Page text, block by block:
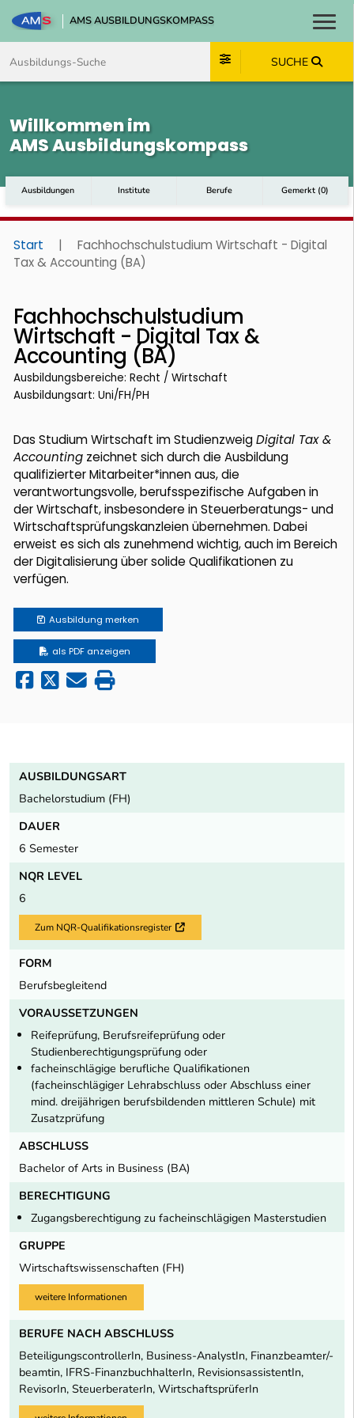
AMS AUSBILDUNGSKOMPASS
SUCHE
Willkommen im
AMS Ausbildungskompass
Ausbildungen Institute Berufe Gemerkt (0)
Start |
Fachhochschulstudium Wirtschaft - Digital
Tax & Accounting (BA)
Fachhochschulstudium
Wirtschaft - Digital Tax &
Accounting (BA)
Ausbildungsbereiche: Recht / Wirtschaft
Ausbildungsart: Uni/FH/PH
Das Studium Wirtschaft im StudienzweigDigital Tax &
Accounting zeichnet sich durch die Ausbildung
qualifizierter Mitarbeiter*innen aus, die
verantwortungsvolle, berufsspezifische Aufgaben in
der Wirtschaft, insbesondere in Steuerberatungs- und
Wirtschaftsprüfungskanzleien übernehmen. Dabei
erweist es sich als zunehmend wichtig, auch im Bereich
der Digitalisierung über solide Qualifikationen zu
verfügen.
Ausbildung merken
als PDF anzeigen
AUSBILDUNGSART
Bachelorstudium (FH)
DAUER
6 Semester
NQR LEVEL
6
Zum NQR-Qualifikationsregister Externer Link
FORM
Berufsbegleitend
VORAUSSETZUNGEN
Reifeprüfung, Berufsreifeprüfung oder
Studienberechtigungsprüfung oder
facheinschlägige berufliche Qualifikationen
(facheinschlägiger Lehrabschluss oder Abschluss einer
mind. dreijährigen berufsbildenden mittleren Schule) mit
Zusatzprüfung
ABSCHLUSS
Bachelor of Arts in Business (BA)
BERECHTIGUNG
Zugangsberechtigung zu facheinschlägigen Masterstudien
GRUPPE
Wirtschaftswissenschaften (FH)
weitere Informationen
BERUFE NACH ABSCHLUSS
BeteiligungscontrollerIn, Business-AnalystIn, Finanzbeamter/-
beamtin, IFRS-FinanzbuchhalterIn, RevisionsassistentIn,
RevisorIn, SteuerberaterIn, WirtschaftsprüferIn